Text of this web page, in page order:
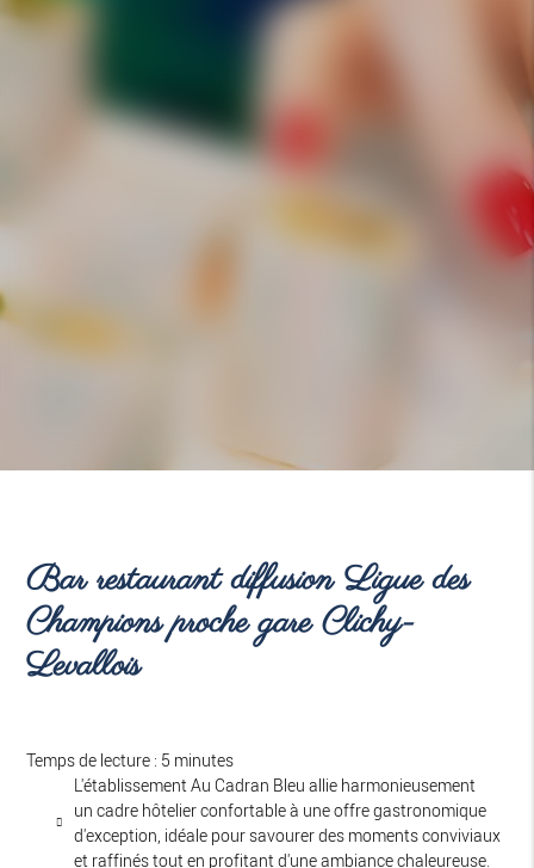
Bar restaurant diffusion Ligue des
Champions proche gare Clichy-
Levallois
Temps de lecture : 5 minutes
L'établissement Au Cadran Bleu allie harmonieusement
un cadre hôtelier confortable à une offre gastronomique
d'exception, idéale pour savourer des moments conviviaux
et raffinés tout en profitant d'une ambiance chaleureuse.